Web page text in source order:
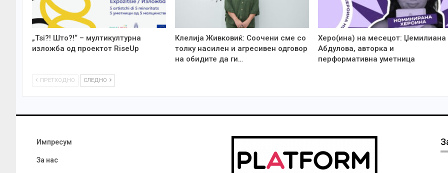
„Tsi?! Што?!“ – мултикултурна
изложба од проектот RiseUp
Клелија Живковиќ: Соочени сме со
толку насилен и агресивен одговор
на обидите да ги…
Херо(ина) на месецот: Џемилиана
Абдулова, авторка и
перформативна уметница
ПРЕТХОДНО СЛЕДНО
Импресум
За нас